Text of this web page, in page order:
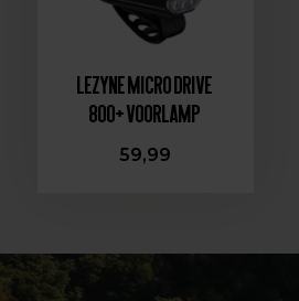
Lezyne Micro Drive
800+ Voorlamp
59,99